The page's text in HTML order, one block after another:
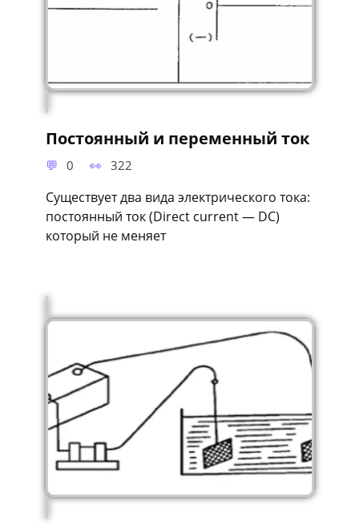
Постоянный и переменный ток
0 322
Существует два вида электрического тока:
постоянный ток (Direct current — DC)
который не меняет